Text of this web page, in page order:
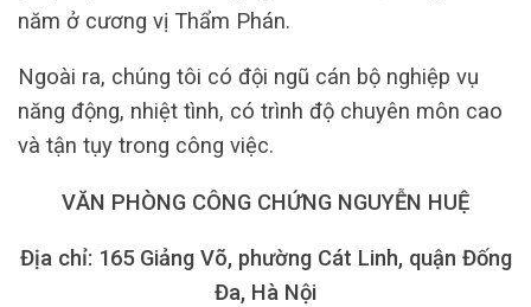
năm ở cương vị Thẩm Phán.
Ngoài ra, chúng tôi có đội ngũ cán bộ nghiệp vụ
năng động, nhiệt tình, có trình độ chuyên môn cao
và tận tụy trong công việc.
VĂN PHÒNG CÔNG CHỨNG NGUYỄN HUỆ
Địa chỉ: 165 Giảng Võ, phường Cát Linh, quận Đống
Đa, Hà Nội